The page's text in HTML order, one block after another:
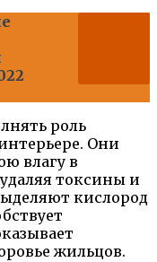
роль
Они
влагу в
токсины и
кислород
жильцов.